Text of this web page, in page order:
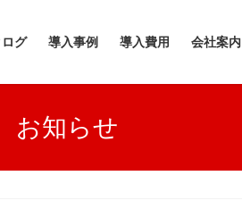
グ 導入事例 導入費用 会社案内
お知らせ